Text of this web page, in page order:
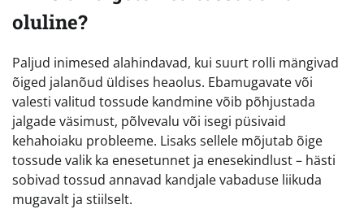
oluline?
Paljud inimesed alahindavad, kui suurt rolli mängivad
õiged jalanõud üldises heaolus. Ebamugavate või
valesti valitud tossude kandmine võib põhjustada
jalgade väsimust, põlvevalu või isegi püsivaid
kehahoiaku probleeme. Lisaks sellele mõjutab õige
tossude valik ka enesetunnet ja enesekindlust – hästi
sobivad tossud annavad kandjale vabaduse liikuda
mugavalt ja stiilselt.